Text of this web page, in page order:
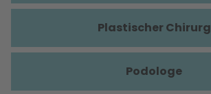
Plastischer Chirurg
Podologe